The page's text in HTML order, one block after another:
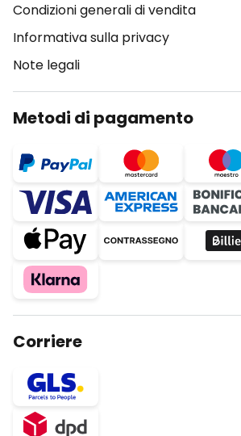
Condizioni generali di vendita
Informativa sulla privacy
Note legali
Metodi di pagamento
Corriere